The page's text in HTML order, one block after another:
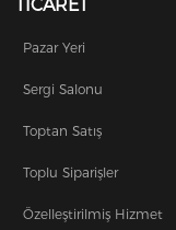
TİCARET
Pazar Yeri
Sergi Salonu
Toptan Satış
Toplu Siparişler
Özelleştirilmiş Hizmet